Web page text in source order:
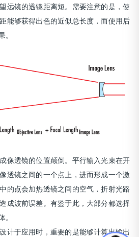
远镜的透镜距离短。需要注意的是，使
能够获得出色的近似总长度，而使用后
像透镜的位置颠倒。平行输入光束在开
透镜之间的一个点上，进而形成一个激
的点会加热透镜之间的空气，折射光路
成波前误差。有鉴于此，大部分都选择
计于应用时，重要的是能够计算出输出